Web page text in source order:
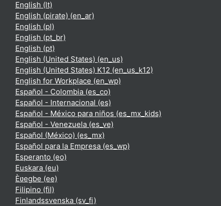
English ‎(lt)‎
English (pirate) ‎(en_ar)‎
English ‎(pl)‎
English ‎(pt_br)‎
English ‎(pt)‎
English (United States) ‎(en_us)‎
English (United States) K12 ‎(en_us_k12)‎
English for Workplace ‎(en_wp)‎
Español - Colombia ‎(es_co)‎
Español - Internacional ‎(es)‎
Español - México para niños ‎(es_mx_kids)‎
Español - Venezuela ‎(es_ve)‎
Español (México) ‎(es_mx)‎
Español para la Empresa ‎(es_wp)‎
Esperanto ‎(eo)‎
Euskara ‎(eu)‎
Èʋegbe ‎(ee)‎
Filipino ‎(fil)‎
Finlandssvenska ‎(sv_fi)‎